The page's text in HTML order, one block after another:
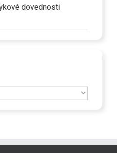
dovednosti